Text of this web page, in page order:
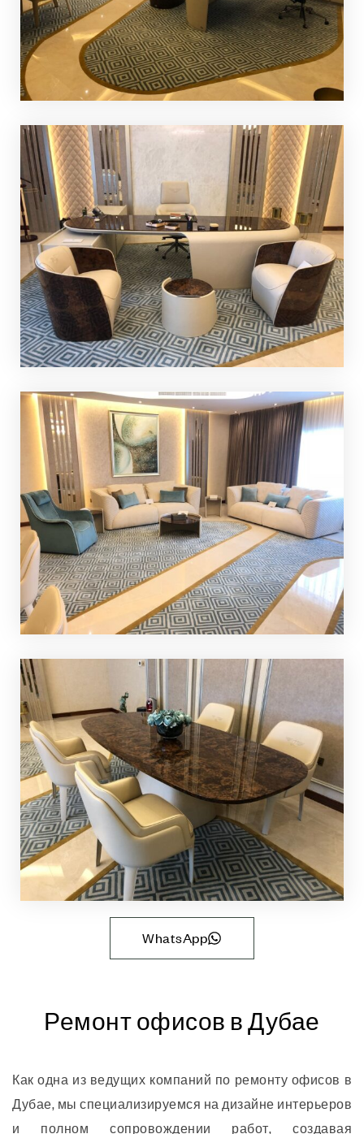
WhatsApp
Ремонт офисов в Дубае
Как одна из ведущих компаний по ремонту офисов в
Дубае, мы специализируемся на дизайне интерьеров
и полном сопровождении работ, создавая